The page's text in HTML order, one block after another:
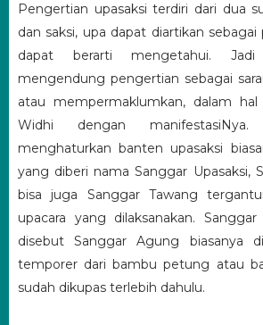
Pengertian upasaksi terdiri dari dua
dan saksi, upa dapat diartikan sebagai
dapat berarti mengetahui.
mengendung pengertian sebagai
atau mempermaklumkan, dalam
Widhi dengan
menghaturkan banten upasaksi
yang diberi nama Sanggar Upasaksi,
bisa juga Sanggar Tawang
upacara yang dilaksanakan.
disebut Sanggar Agung biasanya
temporer dari bambu petung atau
sudah dikupas terlebih dahulu.